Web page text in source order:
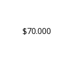
$70.000